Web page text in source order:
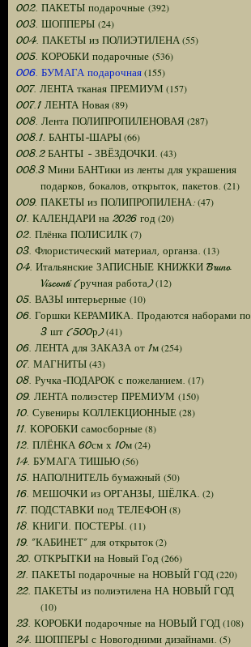
002. ПАКЕТЫ подарочные (392)
003. ШОППЕРЫ (24)
004. ПАКЕТЫ из ПОЛИЭТИЛЕНА(55)
005. КОРОБКИ подарочные (536)
006. БУМАГА подарочная(155)
007. ЛЕНТА тканая ПРЕМИУМ (157)
007.1 ЛЕНТА Новая(89)
008. Лента ПОЛИПРОПИЛЕНОВАЯ (287)
008.1. БАНТЫ-ШАРЫ(66)
008.2 БАНТЫ - ЗВЁЗДОЧКИ. (43)
008.3 Мини БАНТики из ленты для украшения
подарков, бокалов, открыток, пакетов. (21)
009. ПАКЕТЫ из ПОЛИПРОПИЛЕНА:(47)
01. КАЛЕНДАРИ на 2026 год (20)
02. Плёнка ПОЛИСИЛК(7)
03. Флористический материал, органза. (13)
04. Итальянские ЗАПИСНЫЕ КНИЖКИ Bruno
Visconti (ручная работа)(12)
05. ВАЗЫ интерьерные (10)
06. Горшки КЕРАМИКА. Продаются наборами по
3 шт (500р)(41)
06. ЛЕНТА для ЗАКАЗА от 1м(254)
07. МАГНИТЫ(43)
08. Ручка-ПОДАРОК с пожеланием. (17)
09. ЛЕНТА полиэстер ПРЕМИУМ (150)
10. Сувениры КОЛЛЕКЦИОННЫЕ(28)
11. КОРОБКИ самосборные(8)
12. ПЛЁНКА 60см х 10м(24)
14. БУМАГА ТИШЬЮ(56)
15. НАПОЛНИТЕЛЬ бумажный (50)
16. МЕШОЧКИ из ОРГАНЗЫ, ШЁЛКА. (2)
17. ПОДСТАВКИ под ТЕЛЕФОН(8)
18. КНИГИ. ПОСТЕРЫ. (11)
19. "КАБИНЕТ" для открыток(2)
20. ОТКРЫТКИ на Новый Год (266)
21. ПАКЕТЫ подарочные на НОВЫЙ ГОД(220)
22. ПАКЕТЫ из полиэтилена НА НОВЫЙ ГОД
(10)
23. КОРОБКИ подарочные на НОВЫЙ ГОД(108)
24. ШОППЕРЫ с Новогодними дизайнами. (5)